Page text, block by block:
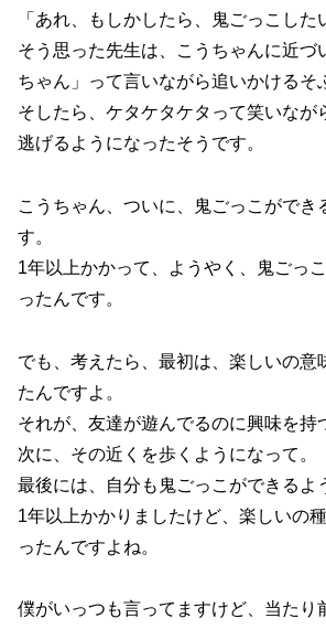
「あれ、もしかしたら、鬼ごっこした
そう思った先生は、こうちゃんに近づ
ちゃん」って言いながら追いかけるそ
そしたら、ケタケタケタって笑いなが
逃げるようになったそうです。
こうちゃん、ついに、鬼ごっこができ
す。
1年以上かかって、ようやく、鬼ごっ
ったんです。
でも、考えたら、最初は、楽しいの意
たんですよ。
それが、友達が遊んでるのに興味を持
次に、その近くを歩くようになって。
最後には、自分も鬼ごっこができるよ
1年以上かかりましたけど、楽しいの
ったんですよね。
僕がいっつも言ってますけど、当たり